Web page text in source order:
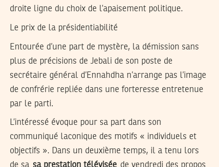
droite ligne du choix de l’apaisement politique.
Le prix de la présidentiabilité
Entourée d’une part de mystère, la démission sans
plus de précisions de Jebali de son poste de
secrétaire général d’Ennahdha n’arrange pas l’image
de confrérie repliée dans une forteresse entretenue
par le parti.
L’intéressé évoque pour sa part dans son
communiqué laconique des motifs « individuels et
objectifs ». Dans un deuxième temps, il a tenu lors
de sa sa prestation télévisée de vendredi des propos